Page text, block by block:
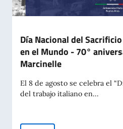
Día Nacional del
en el Mundo - 70°
Marcinelle
El 8 de agosto se celebra el
del trabajo italiano en...